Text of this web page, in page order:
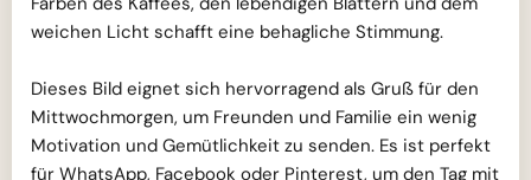
weichen Licht schafft eine behagliche Stimmung.
Dieses Bild eignet sich hervorragend als Gruß für den
Mittwochmorgen, um Freunden und Familie ein wenig
Motivation und Gemütlichkeit zu senden. Es ist perfekt
für WhatsApp, Facebook oder Pinterest, um den Tag mit